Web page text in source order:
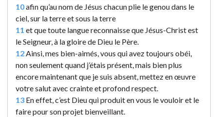
10afin qu’au nom de Jésus chacun plie le genou dans le
ciel, sur la terre et sous la terre
11 et que toute langue reconnaisse que Jésus-Christ est
le Seigneur, à la gloire de Dieu le Père.
12 Ainsi, mes bien-aimés, vous qui avez toujours obéi,
non seulement quand j’étais présent, mais bien plus
encore maintenant que je suis absent, mettez en œuvre
votre salut avec crainte et profond respect.
13 En effet, c’est Dieu qui produit en vous le vouloir et le
faire pour son projet bienveillant.